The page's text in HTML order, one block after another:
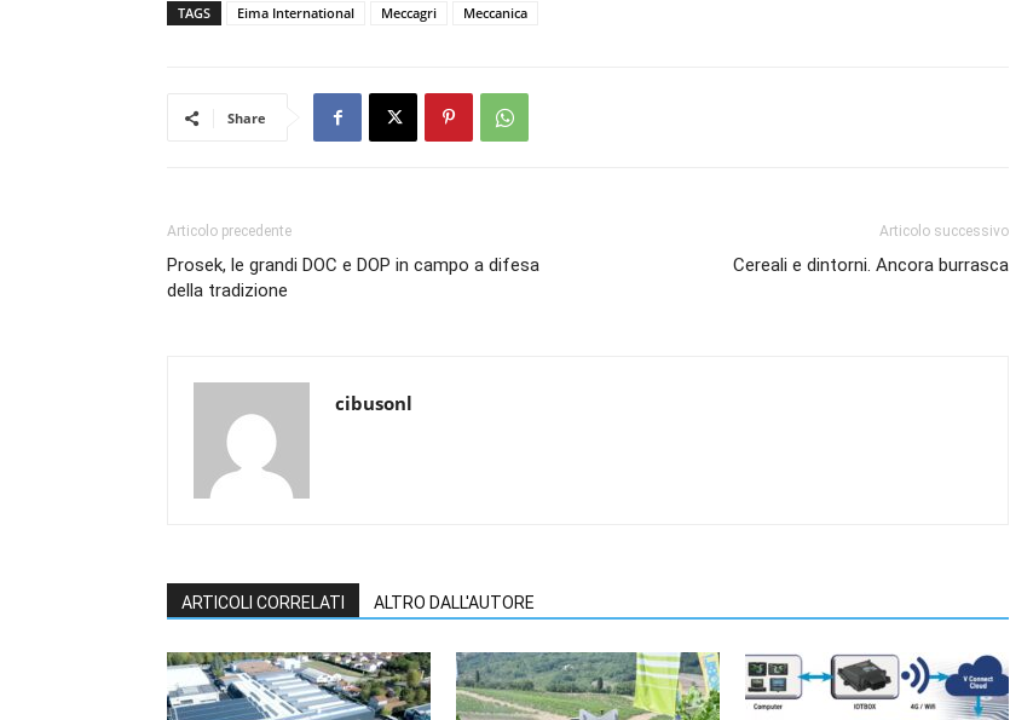
TAGS Eima International Meccagri Meccanica
Share
Articolo precedente
Prosek, le grandi DOC e DOP in campo a difesa
della tradizione
Articolo successivo
Cereali e dintorni. Ancora burrasca
cibusonl
ARTICOLI CORRELATI ALTRO DALL'AUTORE